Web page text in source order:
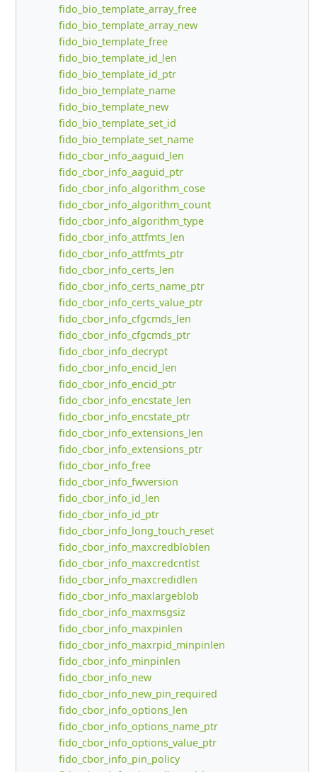
fido_bio_template_array_free
fido_bio_template_array_new
fido_bio_template_free
fido_bio_template_id_len
fido_bio_template_id_ptr
fido_bio_template_name
fido_bio_template_new
fido_bio_template_set_id
fido_bio_template_set_name
fido_cbor_info_aaguid_len
fido_cbor_info_aaguid_ptr
fido_cbor_info_algorithm_cose
fido_cbor_info_algorithm_count
fido_cbor_info_algorithm_type
fido_cbor_info_attfmts_len
fido_cbor_info_attfmts_ptr
fido_cbor_info_certs_len
fido_cbor_info_certs_name_ptr
fido_cbor_info_certs_value_ptr
fido_cbor_info_cfgcmds_len
fido_cbor_info_cfgcmds_ptr
fido_cbor_info_decrypt
fido_cbor_info_encid_len
fido_cbor_info_encid_ptr
fido_cbor_info_encstate_len
fido_cbor_info_encstate_ptr
fido_cbor_info_extensions_len
fido_cbor_info_extensions_ptr
fido_cbor_info_free
fido_cbor_info_fwversion
fido_cbor_info_id_len
fido_cbor_info_id_ptr
fido_cbor_info_long_touch_reset
fido_cbor_info_maxcredbloblen
fido_cbor_info_maxcredcntlst
fido_cbor_info_maxcredidlen
fido_cbor_info_maxlargeblob
fido_cbor_info_maxmsgsiz
fido_cbor_info_maxpinlen
fido_cbor_info_maxrpid_minpinlen
fido_cbor_info_minpinlen
fido_cbor_info_new
fido_cbor_info_new_pin_required
fido_cbor_info_options_len
fido_cbor_info_options_name_ptr
fido_cbor_info_options_value_ptr
fido_cbor_info_pin_policy